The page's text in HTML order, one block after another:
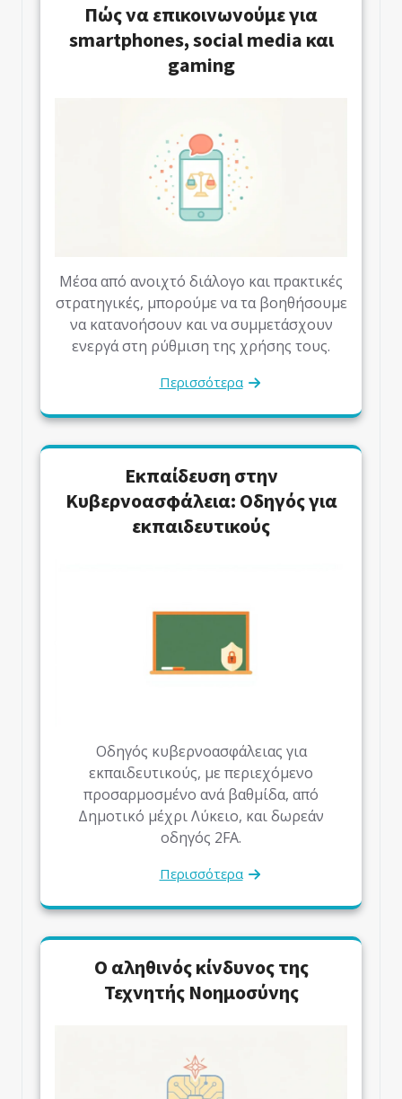
Πώς να επικοινωνούμε για
smartphones, social media και
gaming
Μέσα από ανοιχτό διάλογο και πρακτικές
στρατηγικές, μπορούμε να τα βοηθήσουμε
να κατανοήσουν και να συμμετάσχουν
ενεργά στη ρύθμιση της χρήσης τους.
Περισσότερα
Εκπαίδευση στην
Κυβερνοασφάλεια: Οδηγός για
εκπαιδευτικούς
Οδηγός κυβερνοασφάλειας για
εκπαιδευτικούς, με περιεχόμενο
προσαρμοσμένο ανά βαθμίδα, από
Δημοτικό μέχρι Λύκειο, και δωρεάν
οδηγός 2FA.
Περισσότερα
Ο αληθινός κίνδυνος της
Τεχνητής Νοημοσύνης